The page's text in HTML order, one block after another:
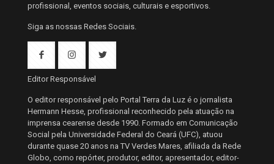
profissional, eventos sociais, culturais e esportivos.
Siga as nossas Redes Sociais.
Editor Responsável
O editor responsável pelo Portal Terra da Luz é o jornalista
Hermann Hesse, profissional reconhecido pela atuação na
imprensa cearense desde 1990. Formado em Comunicação
Social pela Universidade Federal do Ceará (UFC), atuou
durante quase 20 anos na TV Verdes Mares, afiliada da Rede
Globo, como repórter, produtor, editor, apresentador, editor-